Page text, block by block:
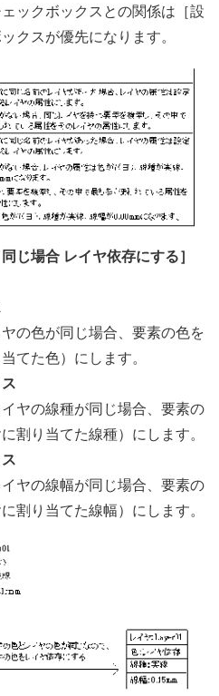
クボックスとの関係は［設
クスが優先になります。
じ場合 レイヤ依存にする］
色が同じ場合、要素の色を
てた色）にします。
の線種が同じ場合、要素の
割り当てた線種）にします。
の線幅が同じ場合、要素の
割り当てた線幅）にします。